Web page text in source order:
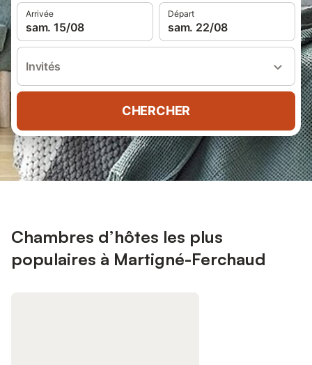
Arrivée
sam. 15/08
Départ
sam. 22/08
Invités
CHERCHER
Chambres d’hôtes les plus
populaires à Martigné-Ferchaud